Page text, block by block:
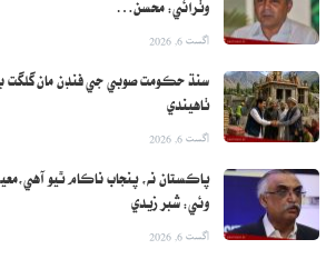
وٺرائي: محسن…
اگست 6, 2026
سنڌ حڪومت صوبي جي فنڊن مان گلگت
ٺاهيندي
اگست 6, 2026
پاڪستان نه، پنجاب ناڪام ٿيو
وئي: شبر زيدي
اگست 6, 2026